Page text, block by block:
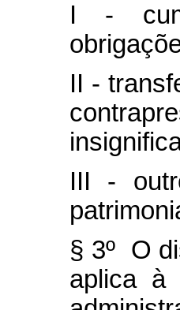
I -
II -
III -
§ 3º O
aplica à